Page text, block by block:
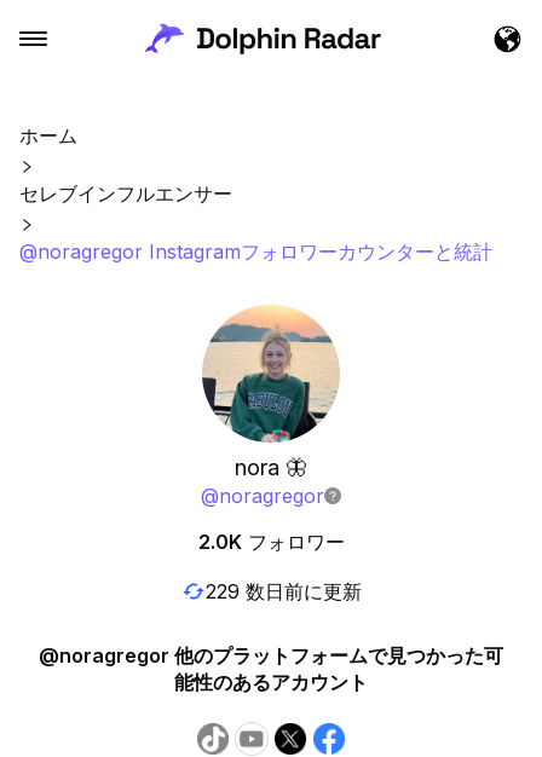
ホーム
セレブインフルエンサー
@noragregor Instagramフォロワーカウンターと統計
nora 🦋
@noragregor
2.0K フォロワー
229 数日前に更新
@noragregor 他のプラットフォームで見つかった可
能性のあるアカウント